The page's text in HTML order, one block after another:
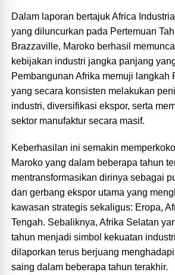
Dalam laporan bertajuk Africa
yang diluncurkan pada Pertemuan
Brazzaville, Maroko berhasil
kebijakan industri jangka panjang
Pembangunan Afrika memuji langkah
yang secara konsisten melakukan
industri, diversifikasi ekspor, serta
sektor manufaktur secara masif.
Keberhasilan ini semakin
Maroko yang dalam beberapa tahun
mentransformasikan dirinya sebagai
dan gerbang ekspor utama yang
kawasan strategis sekaligus: Eropa,
Tengah. Sebaliknya, Afrika Selatan
tahun menjadi simbol kekuatan
dilaporkan terus berjuang
saing dalam beberapa tahun terakhir.